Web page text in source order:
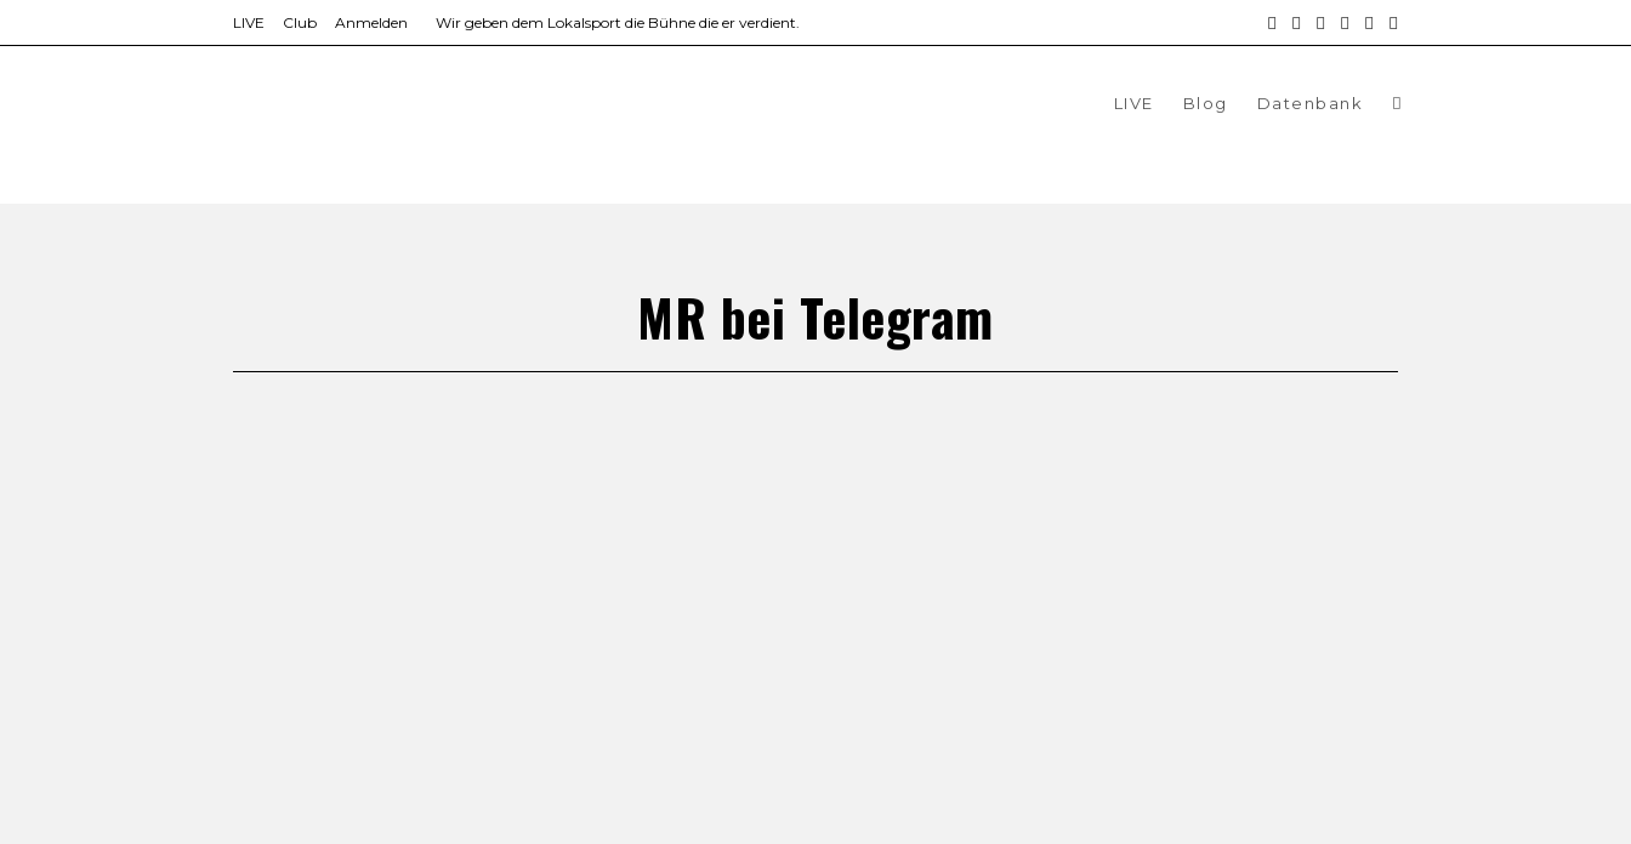
LIVE Club Anmelden Wir geben dem Lokalsport die Bühne die er verdient.
LIVE Blog Datenbank
MR bei Telegram